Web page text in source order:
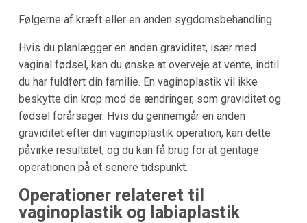
Følgerne af kræft eller en anden sygdomsbehandling
Hvis du planlægger en anden graviditet, især med
vaginal fødsel, kan du ønske at overveje at vente, indtil
du har fuldført din familie. En vaginoplastik vil ikke
beskytte din krop mod de ændringer, som graviditet og
fødsel forårsager. Hvis du gennemgår en anden
graviditet efter din vaginoplastik operation, kan dette
påvirke resultatet, og du kan få brug for at gentage
operationen på et senere tidspunkt.
Operationer relateret til
vaginoplastik og labiaplastik